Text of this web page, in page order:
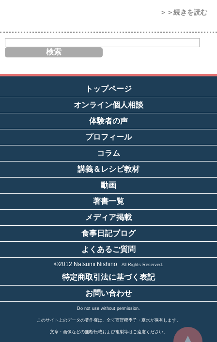
＞＞続きを読む
イ
ト
検
トップページ
オンライン個人相談
体験者の声
プロフィール
コラム
講義＆レシピ教材
動画
著書一覧
メディア掲載
食事日記ブログ
よくあるご質問
特定商取引法に基づく表記
お問い合わせ
©2012 Natsumi NishinoAll Rights Reserved.
Do not use without permission.
このサイト上のデータの著作権は、全て西野椰季子・夏水が保有します。
文章・画像などの無断転載および複製等はご遠慮ください。